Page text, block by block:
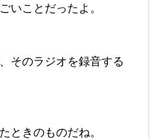
いことだったよ。
そのラジオを録音する
ときのものだね。